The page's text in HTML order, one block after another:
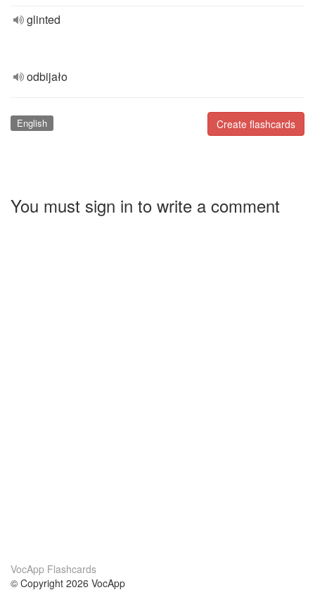
glinted
odbijało
Create flashcards
English
You must sign in to write a comment
VocApp Flashcards
© Copyright 2026 VocApp